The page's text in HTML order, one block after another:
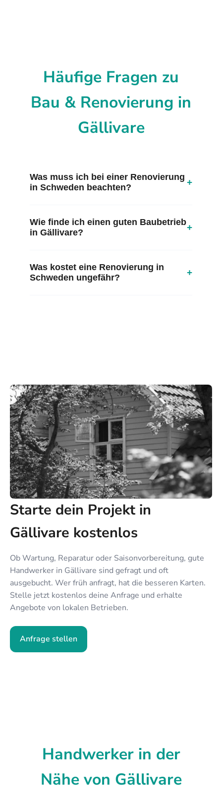
Häufige Fragen zu
Bau & Renovierung in
Gällivare
Was muss ich bei einer Renovierung
in Schweden beachten?
+
Wie finde ich einen guten Baubetrieb
in Gällivare?
+
Was kostet eine Renovierung in
Schweden ungefähr?
+
Starte dein Projekt in
Gällivare kostenlos
Ob Wartung, Reparatur oder Saisonvorbereitung, gute
Handwerker in Gällivare sind gefragt und oft
ausgebucht. Wer früh anfragt, hat die besseren Karten.
Stelle jetzt kostenlos deine Anfrage und erhalte
Angebote von lokalen Betrieben.
Anfrage stellen
Handwerker in der
Nähe von Gällivare